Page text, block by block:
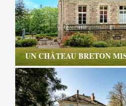
UN CHÂTEAU BRETON